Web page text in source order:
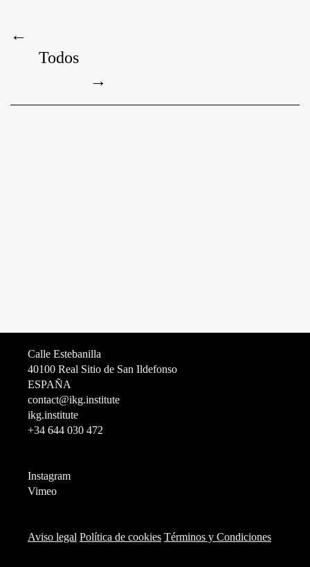
←
Todos
→
Calle Estebanilla
40100 Real Sitio de San Ildefonso
ESPAÑA
contact@ikg.institute
ikg.institute
+34 644 030 472
Instagram
Vimeo
Aviso legal Política de cookies Términos y Condiciones